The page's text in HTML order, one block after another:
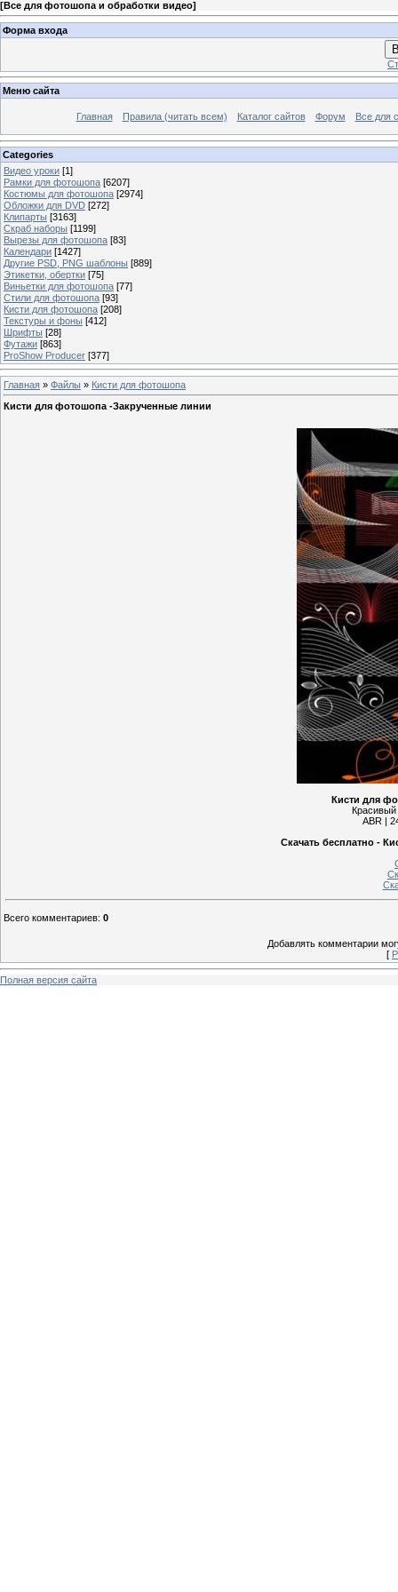
[Все для фотошопа и обработки видео]
Форма входа
Меню сайта
Главная Правила (читать всем) Каталог сайтов Форум Все для
Categories
Видео уроки [1]
Рамки для фотошопа [6207]
Костюмы для фотошопа [2974]
Обложки для DVD [272]
Клипарты [3163]
Скраб наборы [1199]
Вырезы для фотошопа [83]
Календари [1427]
Другие PSD, PNG шаблоны [889]
Этикетки, обертки [75]
Виньетки для фотошопа [77]
Стили для фотошопа [93]
Кисти для фотошопа [208]
Текстуры и фоны [412]
Шрифты [28]
Футажи [863]
ProShow Producer [377]
Главная » Файлы » Кисти для фотошопа
Кисти для фотошопа -Закрученные линии
Кисти для
Красивый
ABR |
Скачать бесплатно -
Всего комментариев: 0
Добавлять комментарии
[
Полная версия сайта